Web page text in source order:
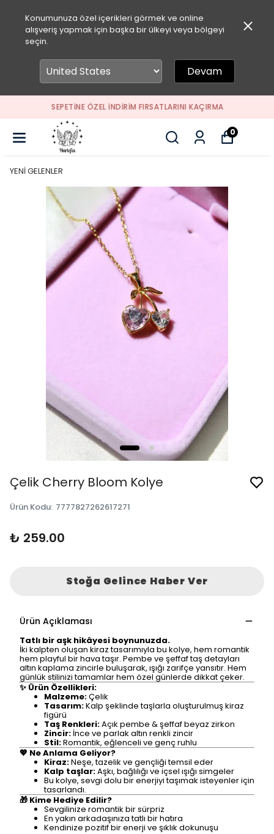
Konumunuza özel içerikleri görmek ve online
alışveriş yapmak için başka bir ülkeyi veya bölgeyi
seçin.
Devam
SEPETİNE ÖZEL İNDİRİM FIRSATLARINI KAÇIRMA
0
YENİ GELENLER
Çelik Cherry Bloom Kolye
Ürün Kodu: 7777827262617271
₺ 259.00
Stoğa Gelince Haber Ver
Ürün Açıklaması
Tatlı bir aşk hikâyesi boynunuzda.
İki kalpten oluşan kiraz tasarımıyla bu kolye, hem romantik
hem playful bir hava taşır. Pembe ve şeffaf taş detayları
altın kaplama zincirle buluşarak, ışığı zarifçe yansıtır. Hem
günlük stilinizi tamamlar hem özel günlerde dikkat çeker.
✨ Ürün Özellikleri:
Malzeme:Çelik
Tasarım:Kalp şeklinde taşlarla oluşturulmuş kiraz
figürü
Taş Renkleri:Açık pembe & şeffaf beyaz zirkon
Zincir: İnce ve parlak altın renkli zincir
Stil:Romantik, eğlenceli ve genç ruhlu
💖 Ne Anlama Geliyor?
Kiraz:Neşe, tazelik ve gençliği temsil eder
Kalp taşlar:Aşkı, bağlılığı ve içsel ışığı simgeler
Bu kolye, sevgi dolu bir enerjiyi taşımak isteyenler için
tasarlandı.
🎁 Kime Hediye Edilir?
Sevgilinize romantik bir sürpriz
En yakın arkadaşınıza tatlı bir hatıra
Kendinize pozitif bir enerji ve şıklık dokunuşu